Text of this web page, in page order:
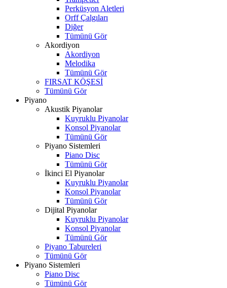
Perküsyon Aletleri
Orff Çalgıları
Diğer
Tümünü Gör
Akordiyon
Akordiyon
Melodika
Tümünü Gör
FIRSAT KÖŞESİ
Tümünü Gör
Piyano
Akustik Piyanolar
Kuyruklu Piyanolar
Konsol Piyanolar
Tümünü Gör
Piyano Sistemleri
Piano Disc
Tümünü Gör
İkinci El Piyanolar
Kuyruklu Piyanolar
Konsol Piyanolar
Tümünü Gör
Dijital Piyanolar
Kuyruklu Piyanolar
Konsol Piyanolar
Tümünü Gör
Piyano Tabureleri
Tümünü Gör
Piyano Sistemleri
Piano Disc
Tümünü Gör